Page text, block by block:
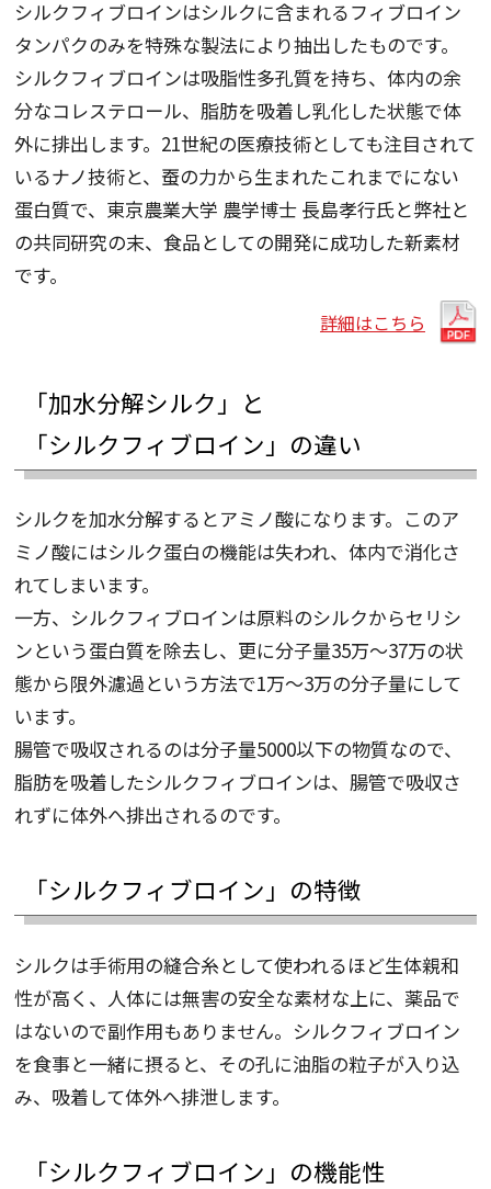
シルクフィブロインはシルクに含まれるフィブロイン
タンパクのみを特殊な製法により抽出したものです。
シルクフィブロインは吸脂性多孔質を持ち、体内の余
分なコレステロール、脂肪を吸着し乳化した状態で体
外に排出します。21世紀の医療技術としても注目されて
いるナノ技術と、蚕の力から生まれたこれまでにない
蛋白質で、東京農業大学 農学博士 長島孝行氏と弊社と
の共同研究の末、食品としての開発に成功した新素材
です。
詳細はこちら
「加水分解シルク」と
「シルクフィブロイン」の違い
シルクを加水分解するとアミノ酸になります。このア
ミノ酸にはシルク蛋白の機能は失われ、体内で消化さ
れてしまいます。
一方、シルクフィブロインは原料のシルクからセリシ
ンという蛋白質を除去し、更に分子量35万～37万の状
態から限外濾過という方法で1万～3万の分子量にして
います。
腸管で吸収されるのは分子量5000以下の物質なので、
脂肪を吸着したシルクフィブロインは、腸管で吸収さ
れずに体外へ排出されるのです。
「シルクフィブロイン」の特徴
シルクは手術用の縫合糸として使われるほど生体親和
性が高く、人体には無害の安全な素材な上に、薬品で
はないので副作用もありません。シルクフィブロイン
を食事と一緒に摂ると、その孔に油脂の粒子が入り込
み、吸着して体外へ排泄します。
「シルクフィブロイン」の機能性